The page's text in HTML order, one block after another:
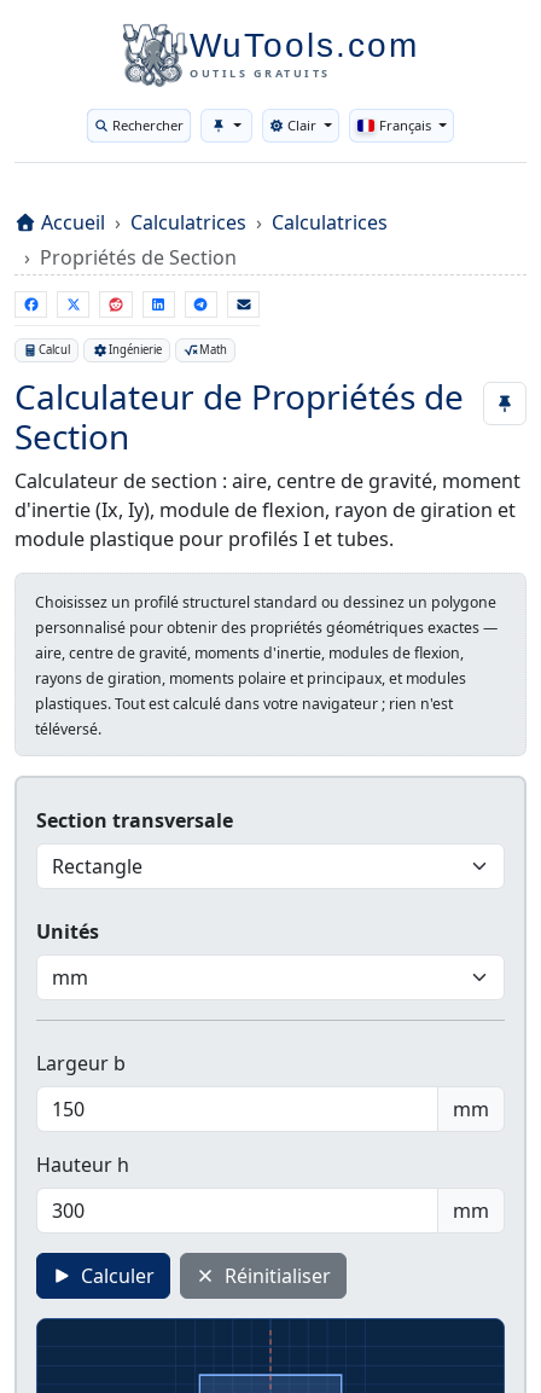
WuTools.com
OUTILS GRATUITS
Rechercher Toggle theme
Clair Français
Accueil Calculatrices
Calculatrices
Propriétés de Section
Calcul Ingénierie Math
Calculateur de Propriétés de
Section
Calculateur de section : aire, centre de gravité, moment
d'inertie (Ix, Iy), module de flexion, rayon de giration et
module plastique pour profilés I et tubes.
Choisissez un profilé structurel standard ou dessinez un polygone
personnalisé pour obtenir des propriétés géométriques exactes —
aire, centre de gravité, moments d'inertie, modules de flexion,
rayons de giration, moments polaire et principaux, et modules
plastiques. Tout est calculé dans votre navigateur ; rien n'est
téléversé.
Section transversale
Unités
Largeur b
mm
Hauteur h
mm
Calculer Réinitialiser